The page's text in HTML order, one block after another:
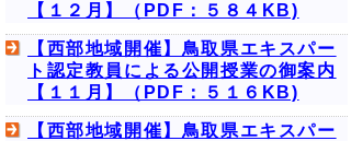
【１２月】（PDF：５８４KB)
【西部地域開催】鳥取県エキスパー
ト認定教員による公開授業の御案内
【１１月】（PDF：５１６KB)
【西部地域開催】鳥取県エキスパー